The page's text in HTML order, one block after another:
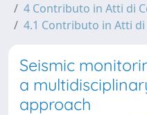
4 Contributo in Atti di
4.1 Contributo in Atti
Seismic
a
approach